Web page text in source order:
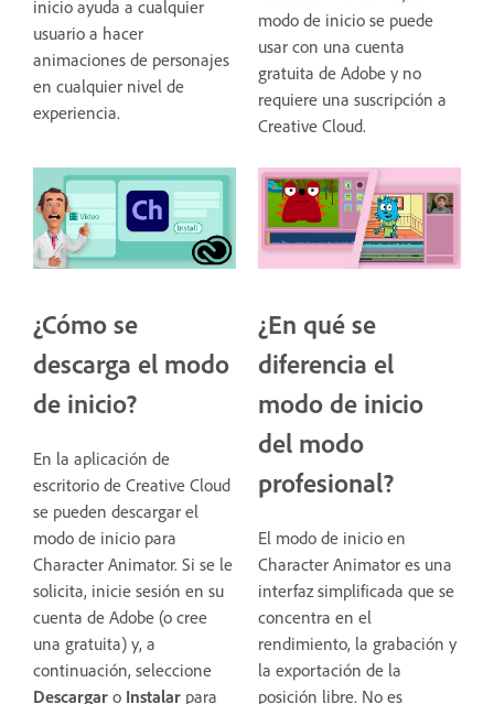
inicio ayuda a cualquier
usuario a hacer
animaciones de personajes
en cualquier nivel de
experiencia.
modo de inicio se puede
usar con una cuenta
gratuita de Adobe y no
requiere una suscripción a
Creative Cloud.
¿Cómo se
descarga el modo
de inicio?
En la aplicación de
escritorio de Creative Cloud
se pueden descargar el
modo de inicio para
Character Animator. Si se le
solicita, inicie sesión en su
cuenta de Adobe (o cree
una gratuita) y, a
continuación, seleccione
Descargar o Instalar para
¿En qué se
diferencia el
modo de inicio
del modo
profesional?
El modo de inicio en
Character Animator es una
interfaz simplificada que se
concentra en el
rendimiento, la grabación y
la exportación de la
posición libre. No es